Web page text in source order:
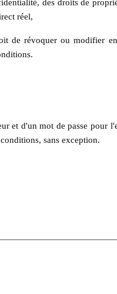
des droits de
réel,
de révoquer ou modifier
et d'un mot de passe pour
sans exception.